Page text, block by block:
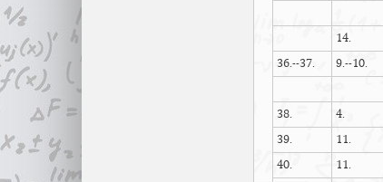
14.
36.--37.
9.--10.
38.
4.
39.
11.
40.
11.